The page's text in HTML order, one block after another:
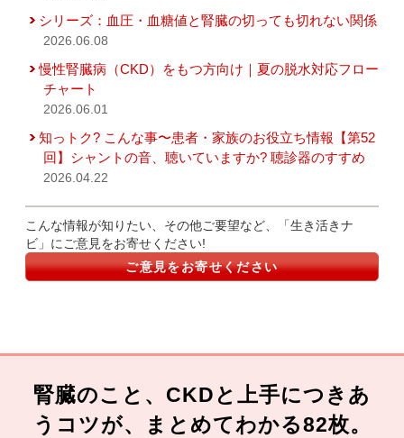
シリーズ：血圧・血糖値と腎臓の切っても切れない関係
2026.06.08
慢性腎臓病（CKD）をもつ方向け｜夏の脱水対応フロー
チャート
2026.06.01
知っトク? こんな事〜患者・家族のお役立ち情報【第52
回】シャントの音、聴いていますか? 聴診器のすすめ
2026.04.22
こんな情報が知りたい、その他ご要望など、「生き活きナ
ビ」にご意見をお寄せください!
ご意見をお寄せください
腎臓のこと、CKDと上手につきあ
うコツが、まとめてわかる82枚。